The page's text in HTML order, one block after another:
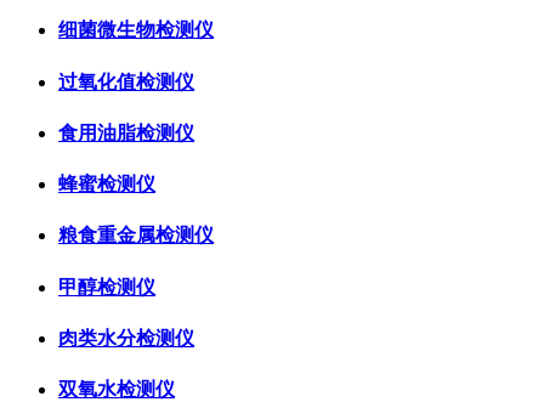
细菌微生物检测仪
过氧化值检测仪
食用油脂检测仪
蜂蜜检测仪
粮食重金属检测仪
甲醇检测仪
肉类水分检测仪
双氧水检测仪